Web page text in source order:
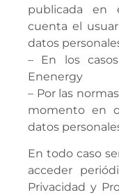
publicada en
cuenta el
datos
– En los
Enenergy
– Por las
momento en
datos
En todo caso
acceder
Privacidad y